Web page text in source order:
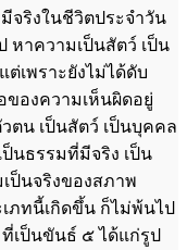
จริงในชีวิตประจำวัน
หาความเป็นสัตว์ เป็น
เพราะยังไม่ได้ดับ
ของความเห็นผิดอยู่
ตน เป็นสัตว์ เป็นบุคคล
นธรรมที่มีจริง เป็น
ป็นจริงของสภาพ
ภทนี้เกิดขึ้น ก็ไม่พ้นไป
เป็นขันธ์ ๕ ได้แก่รูป